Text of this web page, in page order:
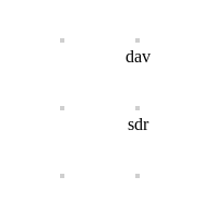
dav
sdr